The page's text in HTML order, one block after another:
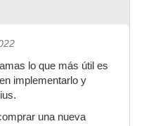
lo que más útil es
implementarlo y
una nueva